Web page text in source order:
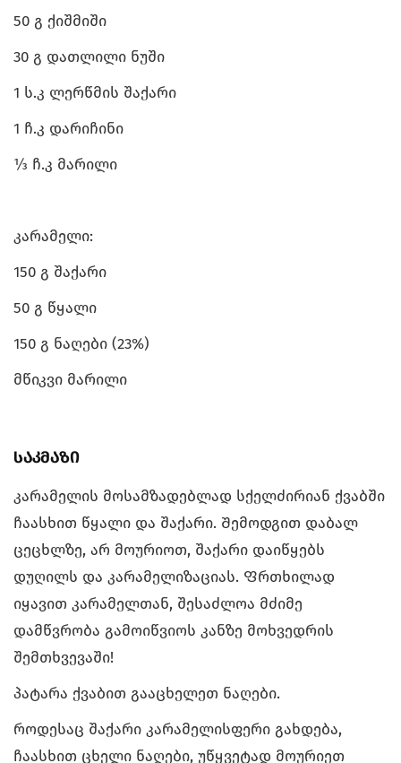
50 გ ქიშმიში
30 გ დათლილი ნუში
1 ს.კ ლერწმის შაქარი
1 ჩ.კ დარიჩინი
⅓ ჩ.კ მარილი
კარამელი:
150 გ შაქარი
50 გ წყალი
150 გ ნაღები (23%)
მწიკვი მარილი
საკმაზი
კარამელის მოსამზადებლად სქელძირიან ქვაბში
ჩაასხით წყალი და შაქარი. Შემოდგით დაბალ
ცეცხლზე, არ მოურიოთ, შაქარი დაიწყებს
დუღილს და კარამელიზაციას. Ფრთხილად
იყავით კარამელთან, შესაძლოა მძიმე
დამწვრობა გამოიწვიოს კანზე მოხვედრის
შემთხვევაში!
პატარა ქვაბით გააცხელეთ ნაღები.
როდესაც შაქარი კარამელისფერი გახდება,
ჩაასხით ცხელი ნაღები, უწყვეტად მოურიეთ